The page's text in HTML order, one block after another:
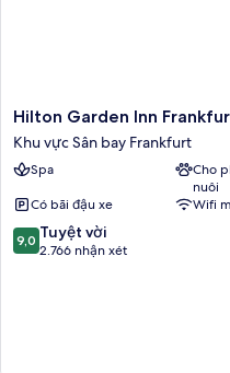
Hilton
Garden
Inn
Frankfurt
Khu
vực
Sân
Hilton Garden Inn
Khu vực Sân bay Frankfurt
Spa
Cho
nuôi
Có bãi đậu xe
Wifi
9.0
trên
9,0 Tuyệt vời
2.766 nhận xét